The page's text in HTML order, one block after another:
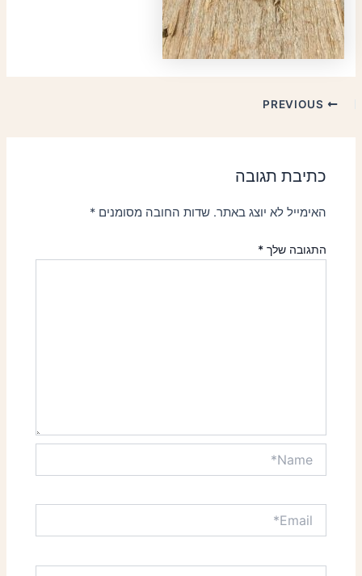
כתיבת תגובה
האימייל לא יוצג באתר. שדות החובה מסומנים*
התגובה שלך*